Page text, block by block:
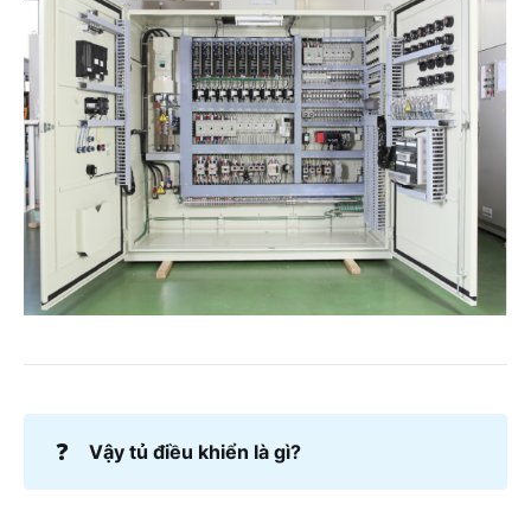
❓ Vậy tủ điều khiển là gì?